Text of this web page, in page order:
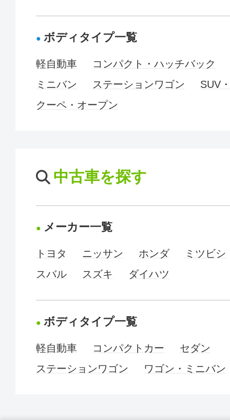
ボディタイプ一覧
軽自動車
コンパクト・ハッチバック
ミニバン
ステーションワゴン
SUV
クーペ・オープン
中古車を探す
メーカー一覧
トヨタ ニッサン ホンダ
ミツビシ
スバル
スズキ ダイハツ
ボディタイプ一覧
軽自動車 コンパクトカー
セダン
ステーションワゴン
ワゴン・ミニバン